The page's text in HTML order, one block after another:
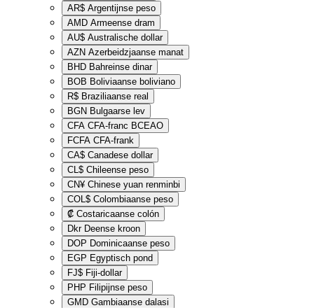
AR$ Argentijnse peso
AMD Armeense dram
AU$ Australische dollar
AZN Azerbeidzjaanse manat
BHD Bahreinse dinar
BOB Boliviaanse boliviano
R$ Braziliaanse real
BGN Bulgaarse lev
CFA CFA-franc BCEAO
FCFA CFA-frank
CA$ Canadese dollar
CL$ Chileense peso
CN¥ Chinese yuan renminbi
COL$ Colombiaanse peso
₡ Costaricaanse colón
Dkr Deense kroon
DOP Dominicaanse peso
EGP Egyptisch pond
FJ$ Fiji-dollar
PHP Filipijnse peso
GMD Gambiaanse dalasi